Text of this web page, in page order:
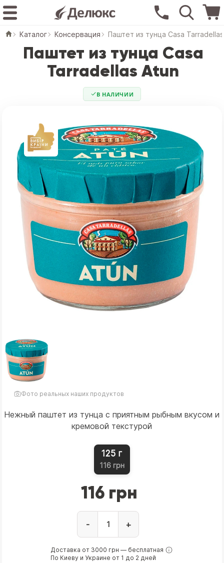
Каталог Консервация Паштет из тунца Casa
Паштет из тунца Casa
Tarradellas Atun
В НАЛИЧИИ
Фото реальных наших продуктов
Нежный паштет из тунца с приятным рыбным вкусом и
кремовой текстурой
125 г
116 грн
116 грн
- +
Доставка от 3000 грн — бесплатная
По Киеву и Украине от 1 до 2 дней